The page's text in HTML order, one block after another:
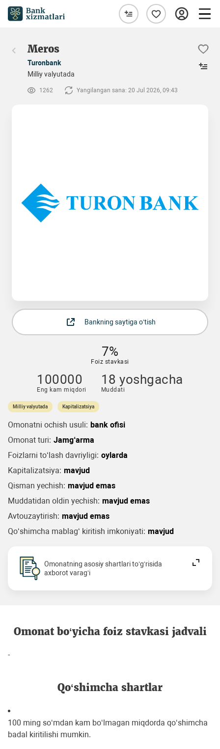
Meros
Turonbank
Milliy valyutada
1262 Yangilangan sana: 20 Jul 2026, 09:43
Bankning saytiga o‘tish
7%
Foiz stavkasi
100000
Eng kam miqdori
18 yoshgacha
Muddati
Milliy valyutada Kapitalizatsiya
Omonatni ochish usuli: bank ofisi
Omonat turi: Jamg‘arma
Foizlarni to‘lash davriyligi: oylarda
Kapitalizatsiya: mavjud
Qisman yechish: mavjud emas
Muddatidan oldin yechish: mavjud emas
Avtouzaytirish: mavjud emas
Qo‘shimcha mablag‘ kiritish imkoniyati: mavjud
Omonatning asosiy shartlari to‘g‘risida
axborot varag‘i
Omonat bo‘yicha foiz stavkasi jadvali
-
Qo‘shimcha shartlar
100 ming so‘mdan kam bo‘lmagan miqdorda qo‘shimcha
badal kiritilishi mumkin.